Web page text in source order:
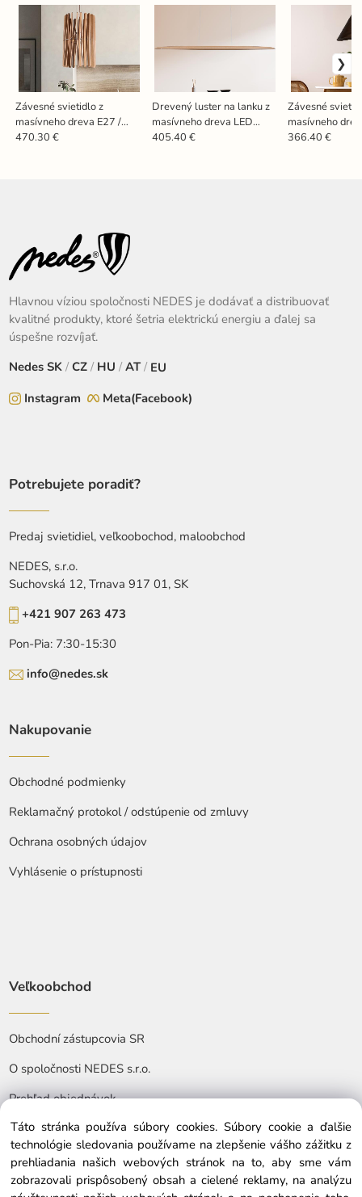
Závesné svietidlo z
masívneho dreva E27 /
380 - WRE051
470.30 €
Drevený luster na lanku z
masívneho dreva LED
22W / 1300 - WRL0321
405.40 €
Závesné
masívneho
450 - WRE022
366.40 €
Hlavnou víziou spoločnosti NEDES je dodávať a distribuovať
kvalitné produkty, ktoré šetria elektrickú energiu a ďalej sa
úspešne rozvíjať.
NedesSK / CZ / HU / AT / EU
Instagram
Meta(Facebook)
Potrebujete poradiť?
Predaj svietidiel, veľkoobochod, maloobchod
NEDES, s.r.o.
Suchovská 12, Trnava 917 01, SK
+421 907 263 473
Pon-Pia: 7:30-15:30
info@nedes.sk
Nakupovanie
Obchodné podmienky
Reklamačný protokol / odstúpenie od zmluvy
Ochrana osobných údajov
Vyhlásenie o prístupnosti
Veľkoobchod
Obchodní zástupcovia SR
O spoločnosti NEDES s.r.o.
Prehľad objednávok
Táto stránka používa súbory cookies. Súbory cookie a ďalšie
technológie sledovania používame na zlepšenie vášho zážitku z
prehliadania našich webových stránok na to, aby sme vám
zobrazovali prispôsobený obsah a cielené reklamy, na analýzu